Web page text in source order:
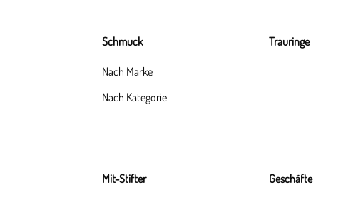
Schmuck
Nach Marke
Nach Kategorie
Trauringe
Mit-Stifter Geschäfte